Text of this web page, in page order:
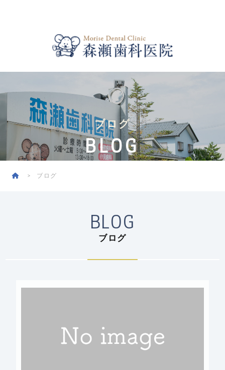
ブログ
BLOG
ブログ
BLOG
ブログ